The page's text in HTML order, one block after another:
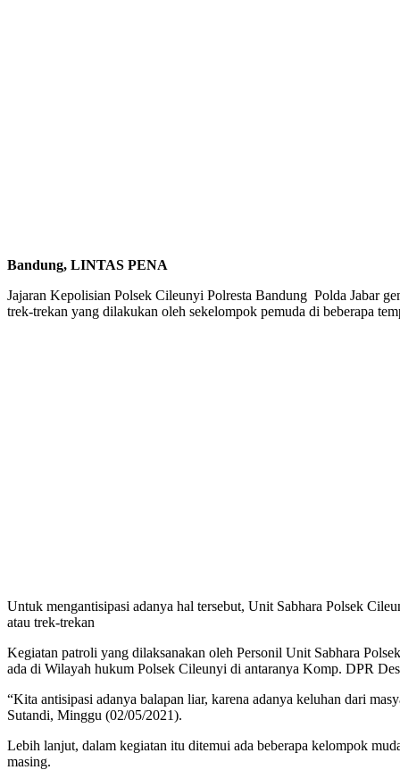
Bandung, LINTAS PENA
Jajaran Kepolisian Polsek Cileunyi Polresta Bandung Polda Jabar
trek-trekan yang dilakukan oleh sekelompok pemuda di beberapa
Untuk mengantisipasi adanya hal tersebut, Unit Sabhara Polsek
atau trek-trekan
Kegiatan patroli yang dilaksanakan oleh Personil Unit Sabhara
ada di Wilayah hukum Polsek Cileunyi di antaranya Komp. DPR
“Kita antisipasi adanya balapan liar, karena adanya keluhan dari
Sutandi, Minggu (02/05/2021).
Lebih lanjut, dalam kegiatan itu ditemui ada beberapa kelompok
masing.